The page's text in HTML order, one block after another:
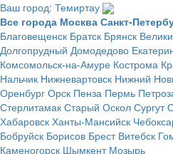
Ваш город: Темиртау
Все города Москва Санкт-
Благовещенск Братск Брянск
Долгопрудный Домодедово
Комсомольск-на-Амуре Кострома
Нальчик Нижневартовск Нижний
Оренбург Орск Пенза Пермь
Стерлитамак Старый Оскол Сургут
Хабаровск Ханты-Мансийск
Бобруйск Борисов Брест Витебск
Каменогорск Шымкент Мозырь